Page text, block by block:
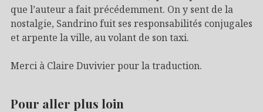
que l’auteur a fait précédemment. On y sent de la
nostalgie, Sandrino fuit ses responsabilités conjugales
et arpente la ville, au volant de son taxi.
Merci à Claire Duvivier pour la traduction.
Pour aller plus loin